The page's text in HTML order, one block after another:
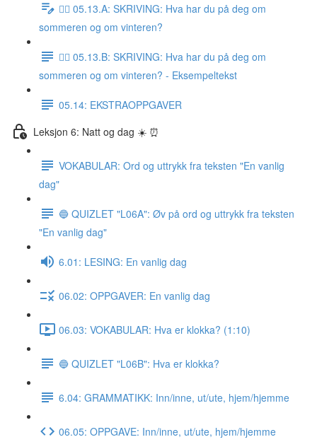
✍🏼 05.13.A: SKRIVING: Hva har du på deg om
sommeren og om vinteren?
✍🏼 05.13.B: SKRIVING: Hva har du på deg om
sommeren og om vinteren? - Eksempeltekst
05.14: EKSTRAOPPGAVER
Leksjon 6: Natt og dag ☀️ ⏰
VOKABULAR: Ord og uttrykk fra teksten "En vanlig
dag"
🔵 QUIZLET "L06A": Øv på ord og uttrykk fra teksten
"En vanlig dag"
6.01: LESING: En vanlig dag
06.02: OPPGAVER: En vanlig dag
06.03: VOKABULAR: Hva er klokka? (1:10)
🔵 QUIZLET "L06B": Hva er klokka?
6.04: GRAMMATIKK: Inn/inne, ut/ute, hjem/hjemme
06.05: OPPGAVE: Inn/inne, ut/ute, hjem/hjemme